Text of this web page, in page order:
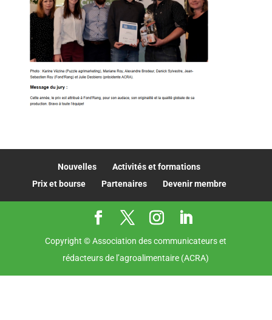
Nouvelles
Activités et formations
Prix et bourse
Partenaires Devenir membre
Copyright © Association des communicateurs et
rédacteurs de l’agroalimentaire (ACRA)